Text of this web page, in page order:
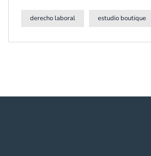
derecho laboral estudio boutique